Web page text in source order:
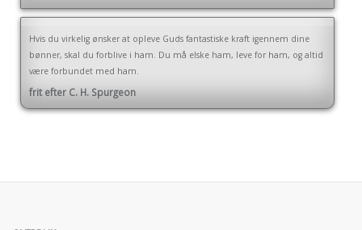
Hvis du virkelig ønsker at opleve Guds fantastiske kraft igennem dine
bønner, skal du forblive i ham. Du må elske ham, leve for ham, og altid
være forbundet med ham.
frit efter C. H. Spurgeon